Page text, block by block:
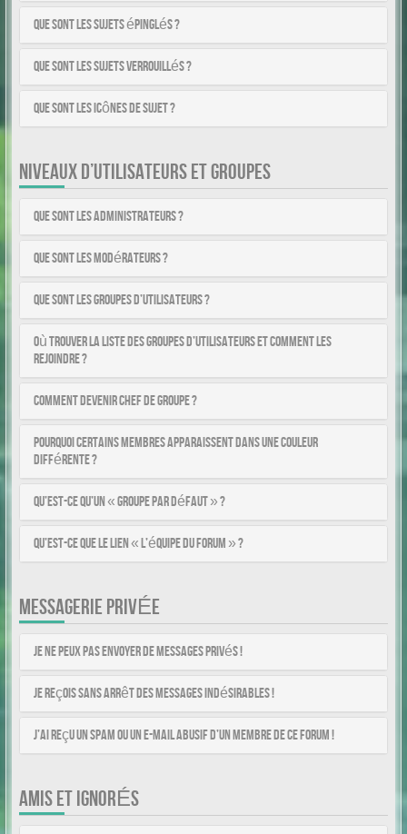
Que sont les sujets épinglés ?
Que sont les sujets verrouillés ?
Que sont les icônes de sujet ?
NIVEAUX D’UTILISATEURS ET GROUPES
Que sont les administrateurs ?
Que sont les modérateurs ?
Que sont les groupes d’utilisateurs ?
Où trouver la liste des groupes d’utilisateurs et comment les
rejoindre ?
Comment devenir chef de groupe ?
Pourquoi certains membres apparaissent dans une couleur
différente ?
Qu’est-ce qu’un « Groupe par défaut » ?
Qu’est-ce que le lien « L’équipe du forum » ?
MESSAGERIE PRIVÉE
Je ne peux pas envoyer de messages privés !
Je reçois sans arrêt des messages indésirables !
J’ai reçu un spam ou un e-mail abusif d’un membre de ce forum !
AMIS ET IGNORÉS